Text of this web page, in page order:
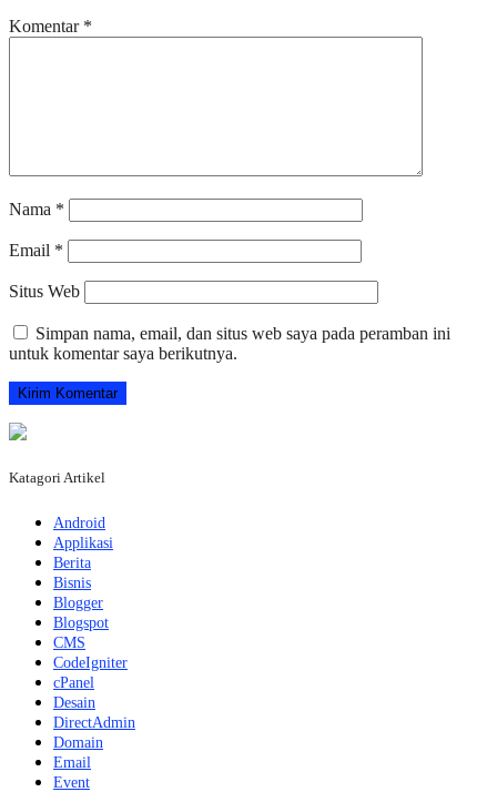
Komentar *
Nama *
Email *
Situs Web
Simpan nama, email, dan situs web saya pada peramban ini
untuk komentar saya berikutnya.
Katagori Artikel
Android
Applikasi
Berita
Bisnis
Blogger
Blogspot
CMS
CodeIgniter
cPanel
Desain
DirectAdmin
Domain
Email
Event